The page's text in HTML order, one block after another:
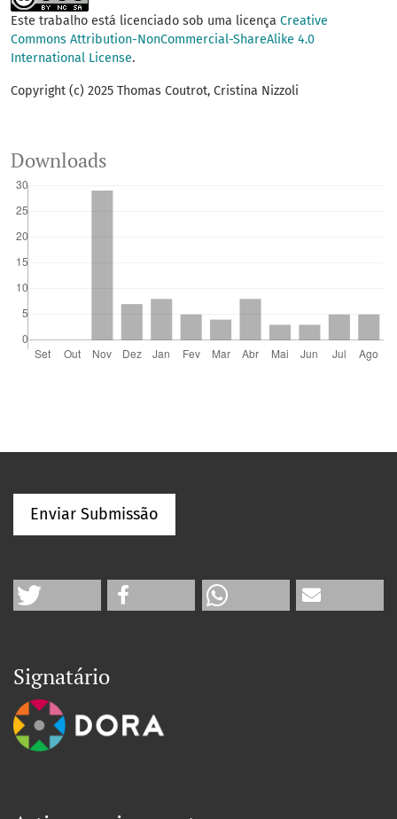
Este trabalho está licenciado sob uma licença Creative
Commons Attribution-NonCommercial-ShareAlike 4.0
International License.
Copyright (c) 2025 Thomas Coutrot, Cristina Nizzoli
Downloads
Enviar Submissão
Signatário